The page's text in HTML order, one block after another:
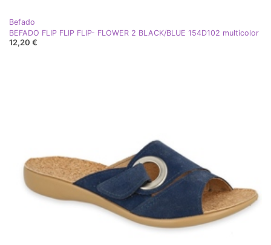
Befado
BEFADO FLIP FLIP FLIP- FLOWER 2 BLACK/BLUE 154D102 multicolor
12,20 €